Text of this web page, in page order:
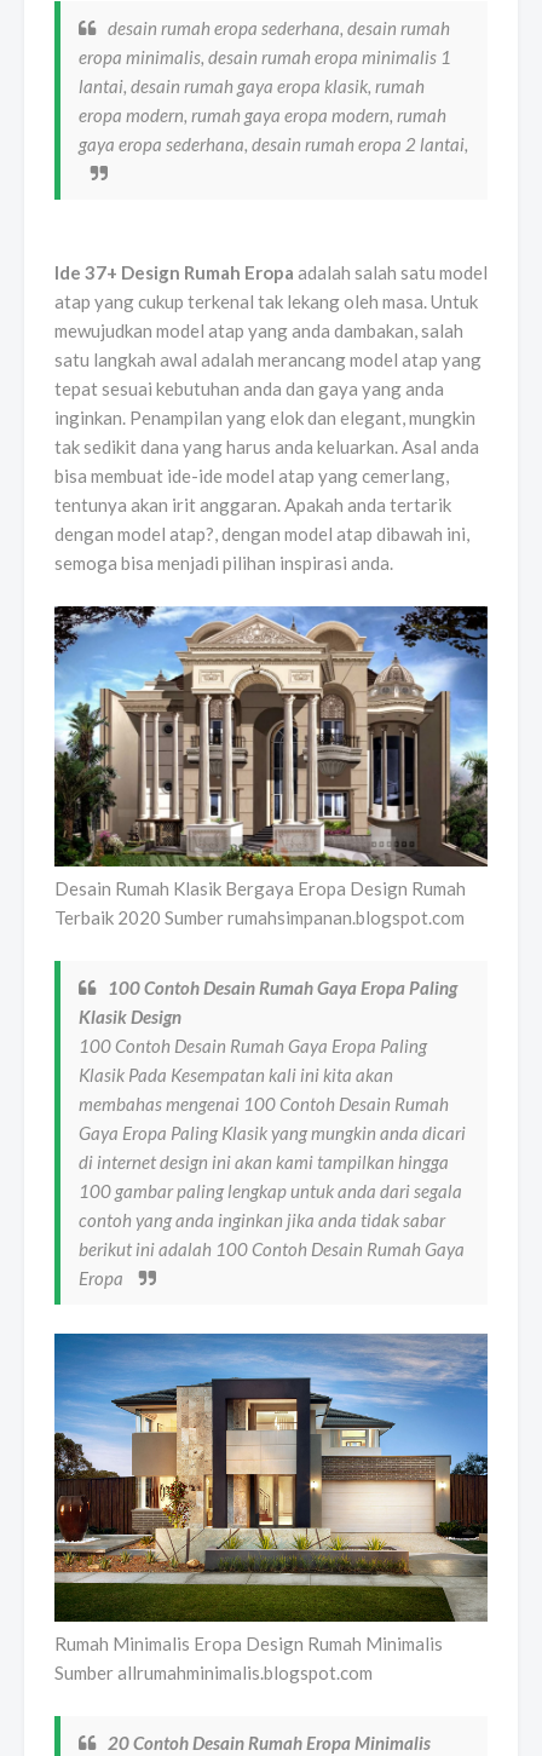
desain rumah eropa sederhana, desain rumah
eropa minimalis, desain rumah eropa minimalis 1
lantai, desain rumah gaya eropa klasik, rumah
eropa modern, rumah gaya eropa modern, rumah
gaya eropa sederhana, desain rumah eropa 2 lantai,
Ide 37+ Design Rumah Eropa adalah salah satu model
atap yang cukup terkenal tak lekang oleh masa. Untuk
mewujudkan model atap yang anda dambakan, salah
satu langkah awal adalah merancang model atap yang
tepat sesuai kebutuhan anda dan gaya yang anda
inginkan. Penampilan yang elok dan elegant, mungkin
tak sedikit dana yang harus anda keluarkan. Asal anda
bisa membuat ide-ide model atap yang cemerlang,
tentunya akan irit anggaran. Apakah anda tertarik
dengan model atap?, dengan model atap dibawah ini,
semoga bisa menjadi pilihan inspirasi anda.
Desain Rumah Klasik Bergaya Eropa Design Rumah
Terbaik 2020 Sumber rumahsimpanan.blogspot.com
100 Contoh Desain Rumah Gaya Eropa Paling
Klasik Design
100 Contoh Desain Rumah Gaya Eropa Paling
Klasik Pada Kesempatan kali ini kita akan
membahas mengenai 100 Contoh Desain Rumah
Gaya Eropa Paling Klasik yang mungkin anda dicari
di internet design ini akan kami tampilkan hingga
100 gambar paling lengkap untuk anda dari segala
contoh yang anda inginkan jika anda tidak sabar
berikut ini adalah 100 Contoh Desain Rumah Gaya
Eropa
Rumah Minimalis Eropa Design Rumah Minimalis
Sumber allrumahminimalis.blogspot.com
20 Contoh Desain Rumah Eropa Minimalis